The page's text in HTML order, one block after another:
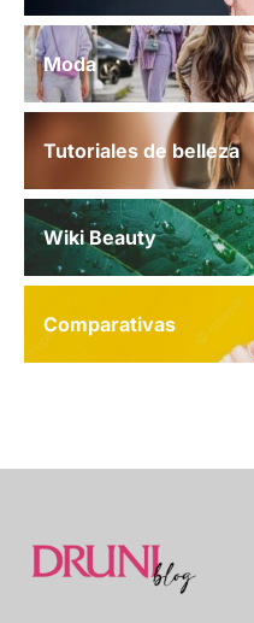
Moda
Tutoriales de belleza
Wiki Beauty
Comparativas